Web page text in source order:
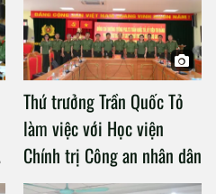
Thứ trưởng Trần Quốc Tỏ
làm việc với Học viện
Chính trị Công an nhân dân